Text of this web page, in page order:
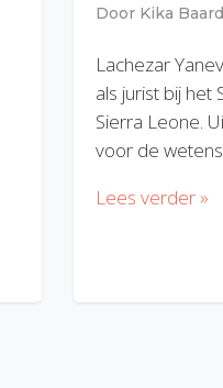
Door Kika
Lachezar
als jurist bij het
Sierra Leone.
voor de
Lees verder »